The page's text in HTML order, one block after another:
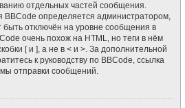
отдельных частей сообщения.
BBCode определяется администратором,
отключён на уровне сообщения в
очень похож на HTML, но теги в нём
[ и ], а не в < и >. За дополнительной
к руководству по BBCode, ссылка
отправки сообщений.